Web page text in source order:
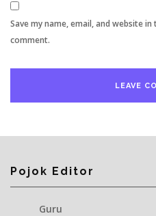
Save my name, email, and website
comment.
Pojok Editor
Guru